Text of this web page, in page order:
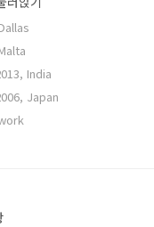
India
Japan